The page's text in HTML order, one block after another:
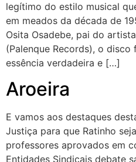
legítimo do estilo musical
em meados da década de
Osita Osadebe, pai do
(Palenque Records), o
essência verdadeira e […]
Aroeira
E vamos aos destaques
Justiça para que Ratinho
professores aprovados em
Entidades Sindicais debate